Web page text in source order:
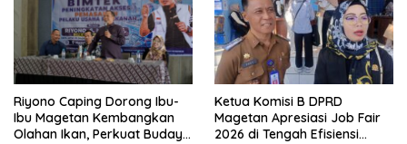
Riyono Caping Dorong Ibu-
Ibu Magetan Kembangkan
Olahan Ikan, Perkuat Budaya
Ketua Komisi B DPRD
Magetan Apresiasi Job Fair
2026 di Tengah Efisiensi